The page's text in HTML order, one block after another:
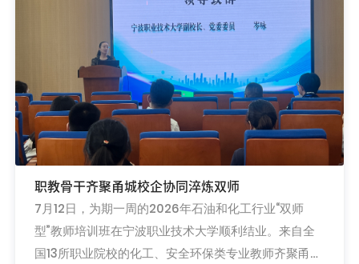
我校在该项赛事中的...
职教骨干齐聚甬城校企协同淬炼双师
7月12日，为期一周的2026年石油和化工行业“双师
型”教师培训班在宁波职业技术大学顺利结业。来自全
国13所职业院校的化工、安全环保类专业教师齐聚甬